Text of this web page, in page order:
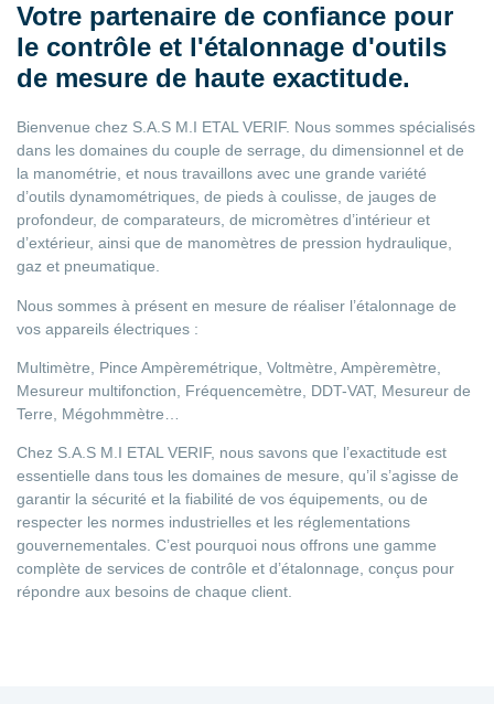
Votre partenaire de confiance pour
le contrôle et l'étalonnage d'outils
de mesure de haute exactitude.
Bienvenue chez S.A.S M.I ETAL VERIF. Nous sommes spécialisés
dans les domaines du couple de serrage, du dimensionnel et de
la manométrie, et nous travaillons avec une grande variété
d’outils dynamométriques, de pieds à coulisse, de jauges de
profondeur, de comparateurs, de micromètres d’intérieur et
d’extérieur, ainsi que de manomètres de pression hydraulique,
gaz et pneumatique.
Nous sommes à présent en mesure de réaliser l’étalonnage de
vos appareils électriques :
Multimètre, Pince Ampèremétrique, Voltmètre, Ampèremètre,
Mesureur multifonction, Fréquencemètre, DDT-VAT, Mesureur de
Terre, Mégohmmètre…
Chez S.A.S M.I ETAL VERIF, nous savons que l’exactitude est
essentielle dans tous les domaines de mesure, qu’il s’agisse de
garantir la sécurité et la fiabilité de vos équipements, ou de
respecter les normes industrielles et les réglementations
gouvernementales. C’est pourquoi nous offrons une gamme
complète de services de contrôle et d’étalonnage, conçus pour
répondre aux besoins de chaque client.